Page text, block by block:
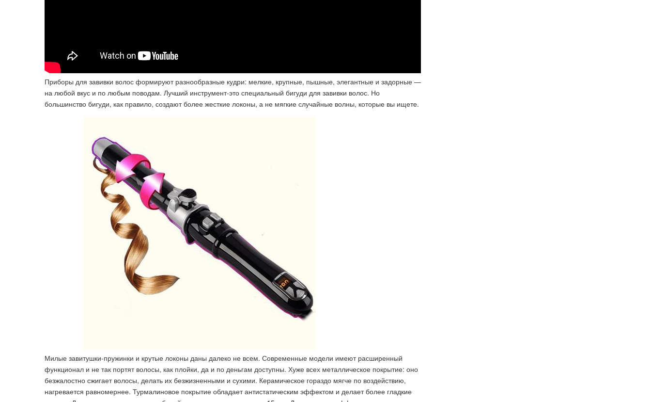
Приборы для завивки волос формируют разнообразные кудри: мелкие, крупные, пышные, элегантные и задорные —
на любой вкус и по любым поводам. Лучший инструмент-это специальный бигуди для завивки волос. Но
большинство бигуди, как правило, создают более жесткие локоны, а не мягкие случайные волны, которые вы ищете.
Милые завитушки-пружинки и крутые локоны даны далеко не всем. Современные модели имеют расширенный
функционал и не так портят волосы, как плойки, да и по деньгам доступны. Хуже всех металлическое покрытие: оно
безжалостно сжигает волосы, делать их безжизненными и сухими. Керамическое гораздо мягче по воздействию,
нагревается равномернее. Турмалиновое покрытие обладает антистатическим эффектом и делает более гладкие